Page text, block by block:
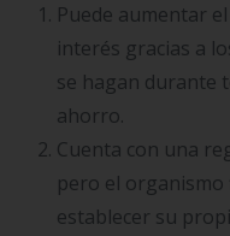
Puede aumentar
interés gracias a
se hagan durante
ahorro.
Cuenta con una
pero el
establecer su